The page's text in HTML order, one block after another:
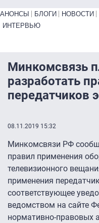
Primary links bottom
АНОНСЫ БЛОГИ НОВОСТИ
ИНТЕРВЬЮ
Минкомсвязь
разработать
передатчиков
08.11.2019 15:32
Минкомсвязи РФ
правил применения
телевизионного
применения
соответствующее
ведомством на сайте
нормативно-правовых